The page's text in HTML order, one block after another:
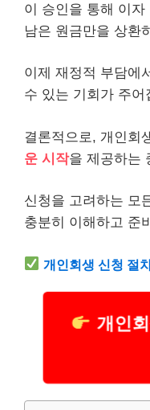
이 승인을 통해 이
남은 원금만을 상환
이제 재정적 부담에
수 있는 기회가 주어
결론적으로, 개인회
운 시작을 제공하는
신청을 고려하는 모
충분히 이해하고 준
개인회생 신청 절
개인